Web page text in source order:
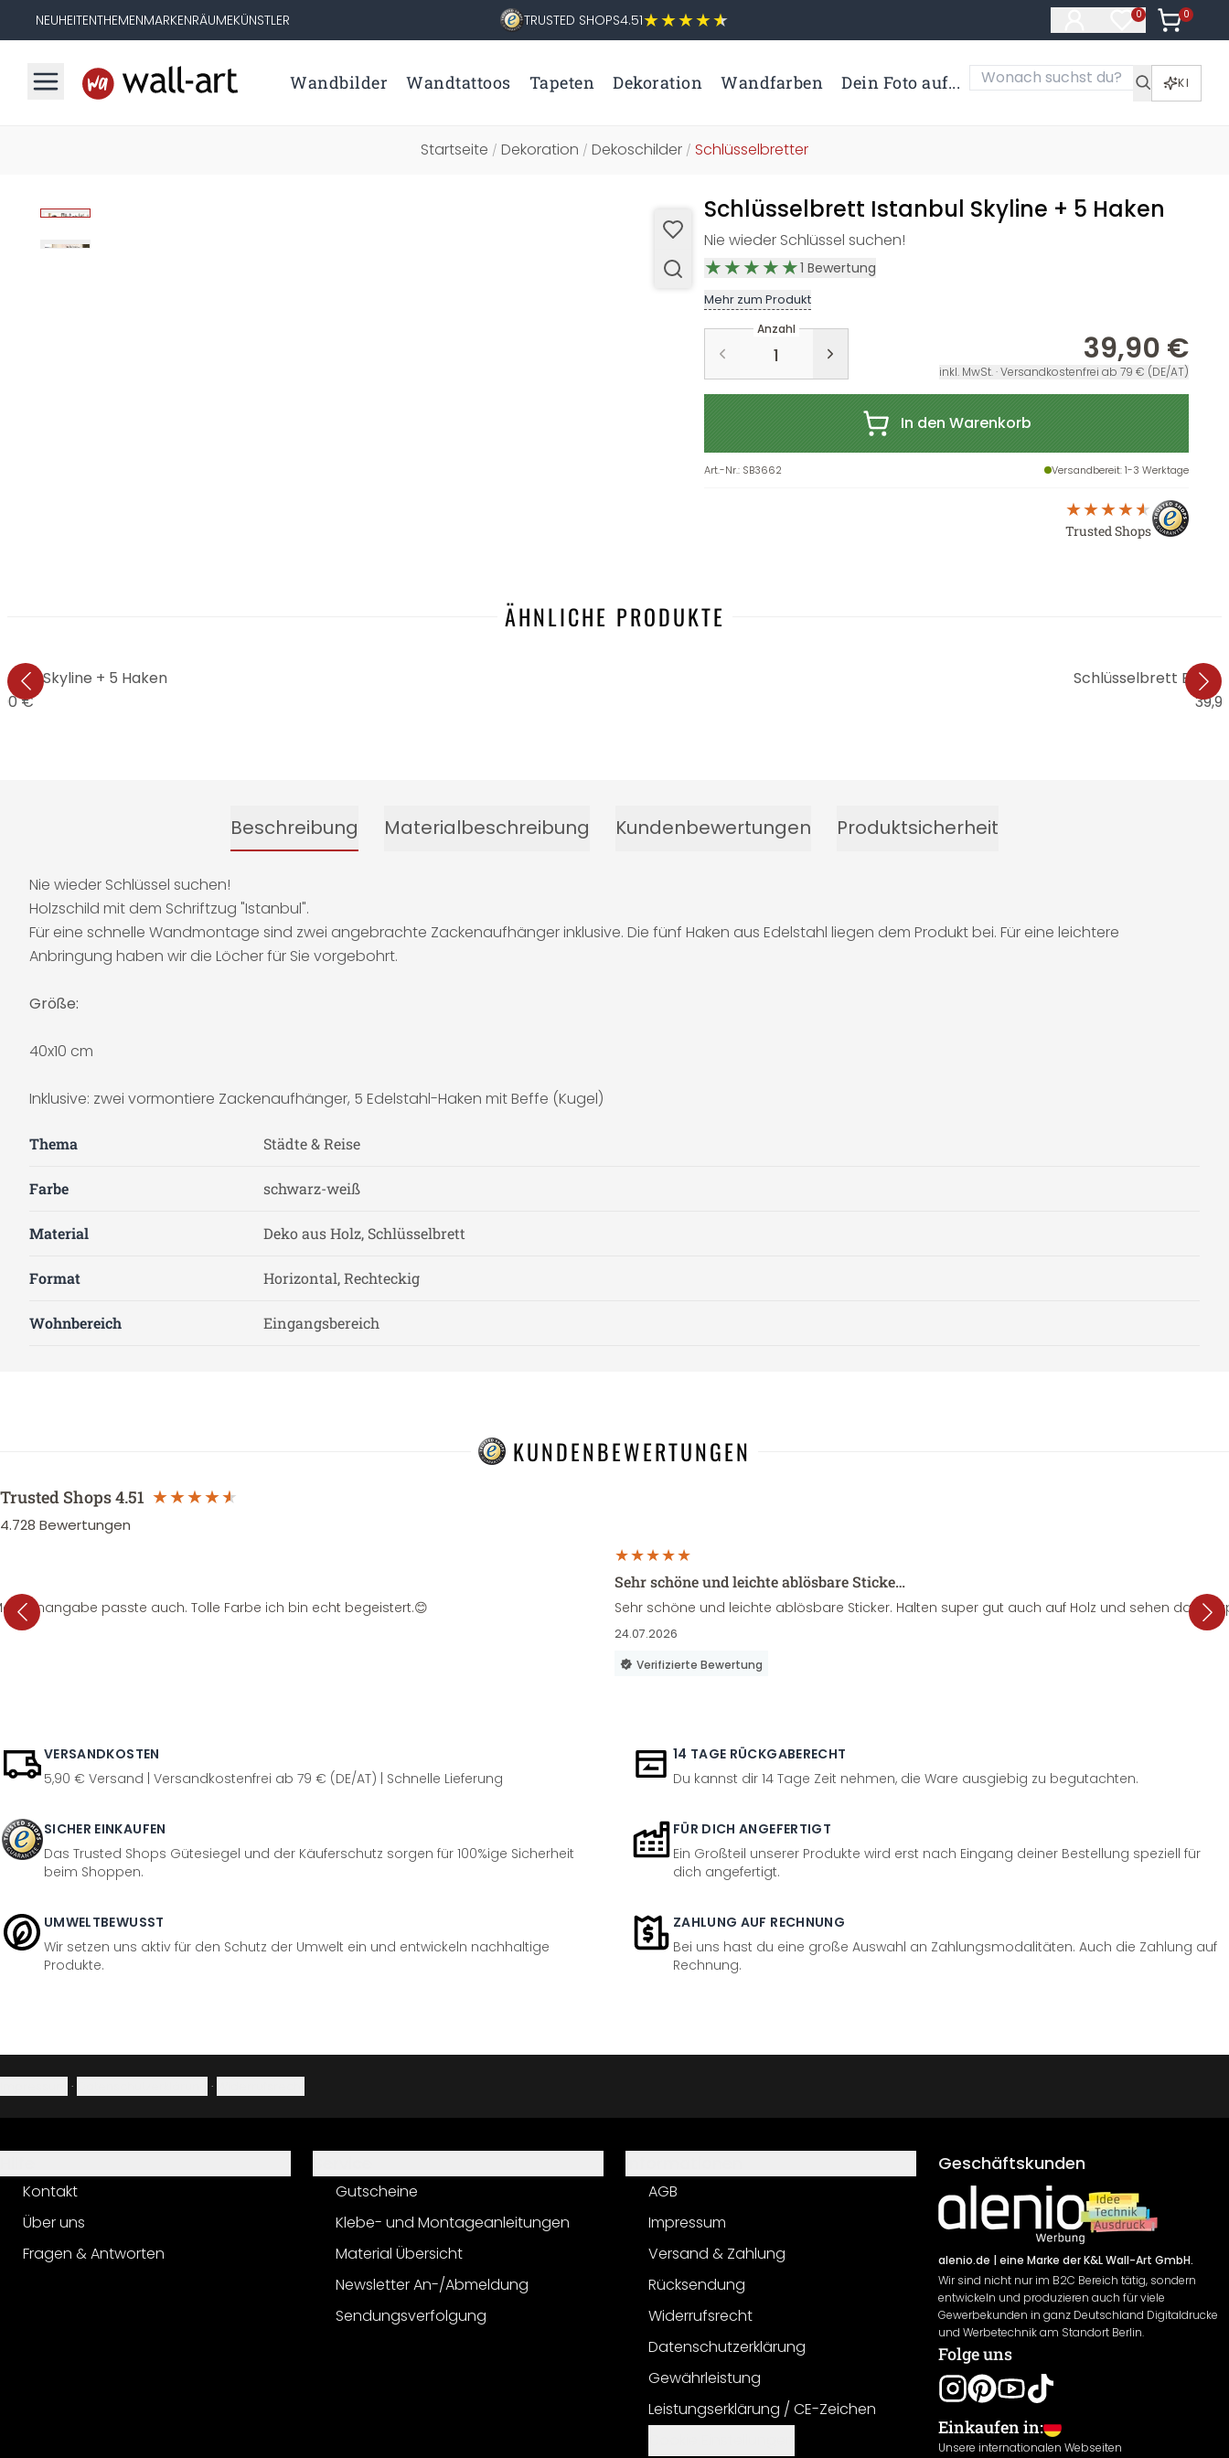
NEUHEITENTHEMENMARKENRÄUMEKÜNSTLER TRUSTED SHOPS4.51 0
Artikel im
0
Artikel
Wandbilder Wandtattoos Tapeten Dekoration Wandfarben Dein Foto auf... KI
Startseite / Dekoration / Dekoschilder / Schlüsselbretter
Schlüsselbrett Istanbul Skyline + 5 Haken
Nie wieder Schlüssel suchen!
1 Bewertung
Mehr zum Produkt
Anzahl
39,90 €
inkl. MwSt. · Versandkostenfrei ab 79 € (DE/AT)
In den Warenkorb
Art.-Nr.: SB3662 Versandbereit: 1-3 Werktage
Trusted Shops
ÄHNLICHE PRODUKTE
Skyline + 5 Haken
€
Schlüsselbrett Berlin
Beschreibung Materialbeschreibung Kundenbewertungen Produktsicherheit
Nie wieder Schlüssel suchen!
Holzschild mit dem Schriftzug "Istanbul".
Für eine schnelle Wandmontage sind zwei angebrachte Zackenaufhänger inklusive. Die fünf Haken aus Edelstahl liegen dem Produkt bei. Für eine leichtere
Anbringung haben wir die Löcher für Sie vorgebohrt.
Größe:
40x10 cm
Inklusive: zwei vormontiere Zackenaufhänger, 5 Edelstahl-Haken mit Beffe (Kugel)
Thema Städte & Reise
Farbe schwarz-weiß
Material Deko aus Holz, Schlüsselbrett
Format Horizontal, Rechteckig
Wohnbereich Eingangsbereich
KUNDENBEWERTUNGEN
Trusted Shops4.51
4.728 Bewertungen
passte auch. Tolle Farbe ich bin echt begeistert.😊
Sehr schöne und leichte ablösbare Sticke…
Sehr schöne und leichte ablösbare Sticker. Halten super gut auch auf Holz und sehen dazu
24.07.2026
Verifizierte Bewertung
VERSANDKOSTEN
5,90 € Versand | Versandkostenfrei ab 79 € (DE/AT) | Schnelle Lieferung
14 TAGE RÜCKGABERECHT
Du kannst dir 14 Tage Zeit nehmen, die Ware ausgiebig zu begutachten.
SICHER EINKAUFEN
Das Trusted Shops Gütesiegel und der Käuferschutz sorgen für 100%ige Sicherheit
beim Shoppen.
FÜR DICH ANGEFERTIGT
Ein Großteil unserer Produkte wird erst nach Eingang deiner Bestellung speziell für
dich angefertigt.
UMWELTBEWUSST
Wir setzen uns aktiv für den Schutz der Umwelt ein und entwickeln nachhaltige
Produkte.
ZAHLUNG AUF RECHNUNG
Bei uns hast du eine große Auswahl an Zahlungsmodalitäten. Auch die Zahlung auf
Rechnung.
· ·
Kontakt
Über uns
Fragen & Antworten
Gutscheine
Klebe- und Montageanleitungen
Material Übersicht
Newsletter An-/Abmeldung
Sendungsverfolgung
AGB
Impressum
Versand & Zahlung
Rücksendung
Widerrufsrecht
Datenschutzerklärung
Gewährleistung
Leistungserklärung / CE-Zeichen
Geschäftskunden
alenio.de | eine Marke der K&L Wall-Art GmbH.
Wir sind nicht nur im B2C Bereich tätig, sondern
entwickeln und produzieren auch für viele
Gewerbekunden in ganz Deutschland Digitaldrucke
und Werbetechnik am Standort Berlin.
Folge uns
Einkaufen in:
Unsere internationalen Webseiten